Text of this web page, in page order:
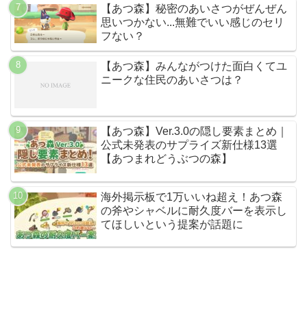
【あつ森】秘密のあいさつがぜんぜん
思いつかない...無難でいい感じのセリ
フない？
【あつ森】みんながつけた面白くてユ
ニークな住民のあいさつは？
【あつ森】Ver.3.0の隠し要素まとめ｜
公式未発表のサプライズ新仕様13選
【あつまれどうぶつの森】
海外掲示板で1万いいね超え！あつ森
の斧やシャベルに耐久度バーを表示し
てほしいという提案が話題に